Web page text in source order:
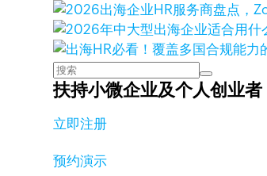
扶持小微企业及个人创业者
立即注册
预约演示